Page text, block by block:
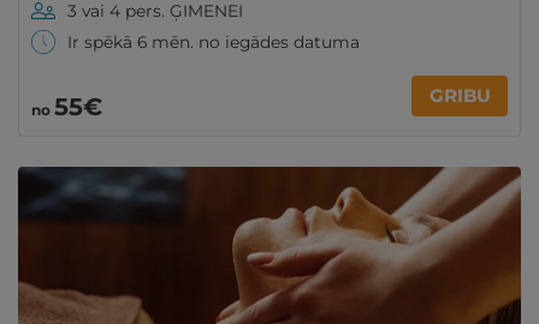
3 vai 4 pers. ĢIMENEI
Ir spēkā 6 mēn. no iegādes datuma
no 55€ GRIBU